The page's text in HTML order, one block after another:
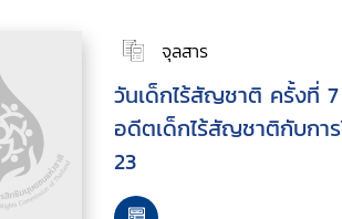
จุลสาร
วันเด็กไร้สัญชาติ ครั้งที่
อดีตเด็กไร้สัญชาติกับกา
23